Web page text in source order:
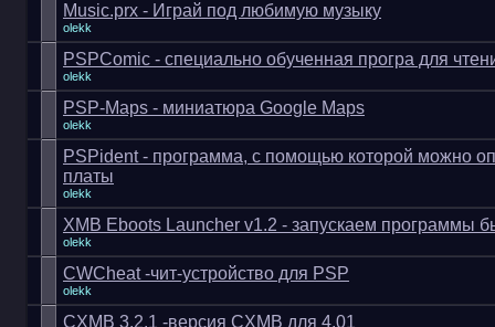
Music.prx - Играй под любимую музыку
olekk
PSPComic - специально обученная програ для
olekk
PSP-Maps - миниатюра Google Maps
olekk
PSPident - программа, с помощью которой можно
платы
olekk
XMB Eboots Launcher v1.2 - запускаем программы
olekk
CWCheat -чит-устройство для PSP
olekk
CXMB 3.2.1 -версия CXMB для 4.01